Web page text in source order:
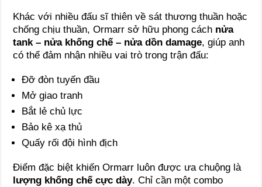
Khác với nhiều đấu sĩ thiên về sát thương thuần hoặc
chống chịu thuần, Ormarr sở hữu phong cách nửa
tank – nửa khống chế – nửa dồn damage, giúp anh
có thể đảm nhận nhiều vai trò trong trận đấu:
Đỡ đòn tuyến đầu
Mở giao tranh
Bắt lẻ chủ lực
Bảo kê xạ thủ
Quấy rối đội hình địch
Điểm đặc biệt khiến Ormarr luôn được ưa chuộng là
lượng khống chế cực dày. Chỉ cần một combo